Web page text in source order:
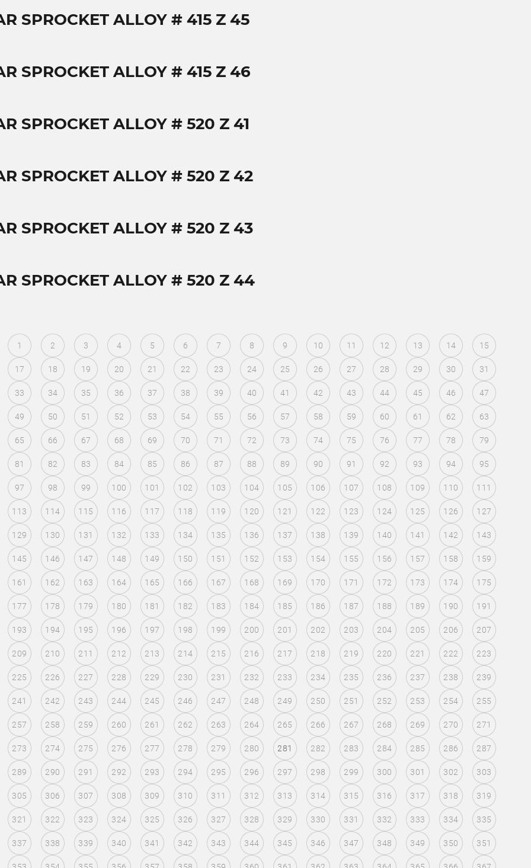
SPROCKET ALLOY # 415 Z 45
SPROCKET ALLOY # 415 Z 46
SPROCKET ALLOY # 520 Z 41
SPROCKET ALLOY # 520 Z 42
SPROCKET ALLOY # 520 Z 43
SPROCKET ALLOY # 520 Z 44
1 2 3 4 5 6 7 8 9 10 11 12 13 14 15
17 18 19 20 21 22 23 24 25 26 27 28 29 30 31
33 34 35 36 37 38 39 40 41 42 43 44 45 46 47
49 50 51 52 53 54 55 56 57 58 59 60 61 62 63
65 66 67 68 69 70 71 72 73 74 75 76 77 78 79
81 82 83 84 85 86 87 88 89 90 91 92 93 94 95
97 98 99 100 101 102 103 104 105 106 107 108 109 110 111
113 114 115 116 117 118 119 120 121 122 123 124 125 126 127
129 130 131 132 133 134 135 136 137 138 139 140 141 142 143
145 146 147 148 149 150 151 152 153 154 155 156 157 158 159
161 162 163 164 165 166 167 168 169 170 171 172 173 174 175
177 178 179 180 181 182 183 184 185 186 187 188 189 190 191
193 194 195 196 197 198 199 200 201 202 203 204 205 206 207
209 210 211 212 213 214 215 216 217 218 219 220 221 222 223
225 226 227 228 229 230 231 232 233 234 235 236 237 238 239
241 242 243 244 245 246 247 248 249 250 251 252 253 254 255
257 258 259 260 261 262 263 264 265 266 267 268 269 270 271
273 274 275 276 277 278 279 280 281 282 283 284 285 286 287
289 290 291 292 293 294 295 296 297 298 299 300 301 302 303
305 306 307 308 309 310 311 312 313 314 315 316 317 318 319
321 322 323 324 325 326 327 328 329 330 331 332 333 334 335
337 338 339 340 341 342 343 344 345 346 347 348 349 350 351